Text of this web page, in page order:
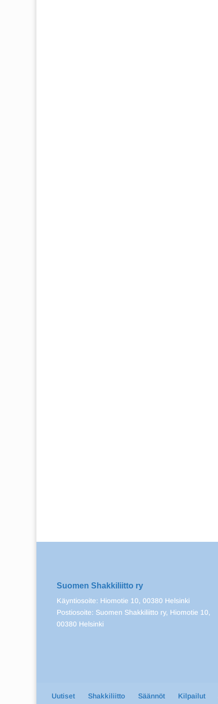
Suomen Shakkiliitto ry
Käyntiosoite: Hiomotie 10, 00380 Helsinki
Postiosoite: Suomen Shakkiliitto ry, Hiomotie 10,
00380 Helsinki
Uutiset Shakkiliitto Säännöt Kilpailut